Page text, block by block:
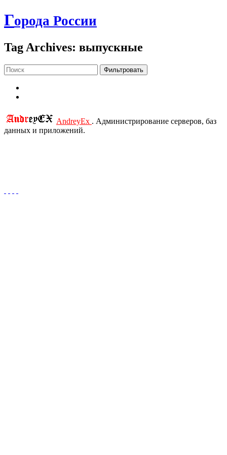
Города России
Tag Archives: выпускные
Фильтровать
AndreyEx . Администрирование серверов, баз
данных и приложений.